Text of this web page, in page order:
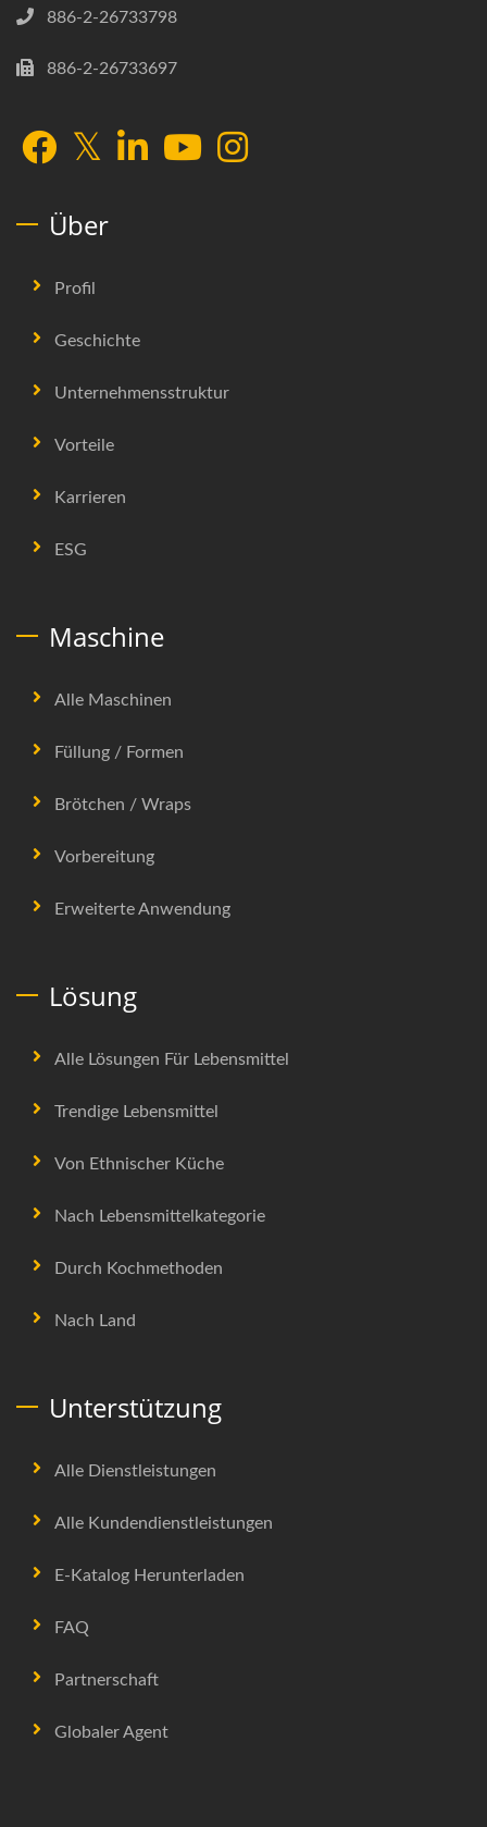
886-2-26733798
886-2-26733697
Über
Profil
Geschichte
Unternehmensstruktur
Vorteile
Karrieren
ESG
Maschine
Alle Maschinen
Füllung / Formen
Brötchen / Wraps
Vorbereitung
Erweiterte Anwendung
Lösung
Alle Lösungen Für Lebensmittel
Trendige Lebensmittel
Von Ethnischer Küche
Nach Lebensmittelkategorie
Durch Kochmethoden
Nach Land
Unterstützung
Alle Dienstleistungen
Alle Kundendienstleistungen
E-Katalog Herunterladen
FAQ
Partnerschaft
Globaler Agent